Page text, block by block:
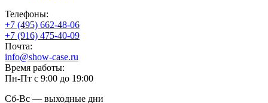
Телефоны:
+7 (495) 662-48-06
+7 (916) 475-40-09
Почта:
info@show-case.ru
Время работы:
Пн-Пт с 9:00 до 19:00
Сб-Вс — выходные дни